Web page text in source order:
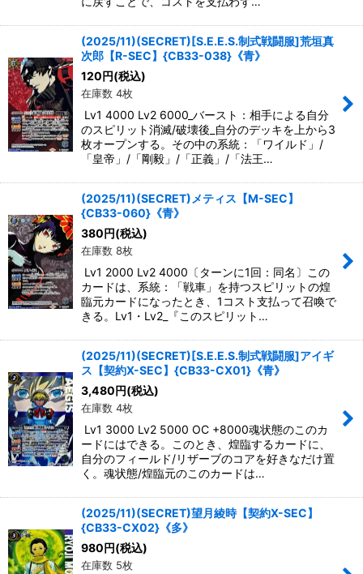
(2025/11)(SECRET)[S.E.E.S.制式戦闘服]荒垣真
次郎【R-SEC】{CB33-038}《青》
120 円(税込)
在庫数 4枚
Lv1 4000 Lv2 6000_バースト：相手による自分
のスピリット消滅/破壊後_自分のデッキを上から3
枚オープンする。その中の系統：「ワイルド」/
「皇帝」/「剛毅」/「正義」/「法王…
(2025/11)(SECRET)メティス【M-SEC】
{CB33-060}《青》
380 円(税込)
在庫数 8枚
Lv1 2000 Lv2 4000〔ターンに1回：同名〕この
カードは、系統：「戦車」を持つスピリットの煌
臨元カードになったとき、1コスト支払って召喚で
きる。Lv1・Lv2_『このスピリット…
(2025/11)(SECRET)[S.E.E.S.制式戦闘服]アイギ
ス【契約X-SEC】{CB33-CX01}《青》
3,480 円(税込)
在庫数 4枚
Lv1 3000 Lv2 5000 OC +8000魂状態のこのカ
ードにはできる。このとき、煌臨するカードに、
自分のフィールド/リザーブのコアを好きなだけ置
く。魂状態/煌臨元のこのカードは…
(2025/11)(SECRET)望月綾時【契約X-SEC】
{CB33-CX02}《多》
980 円(税込)
在庫数 5枚